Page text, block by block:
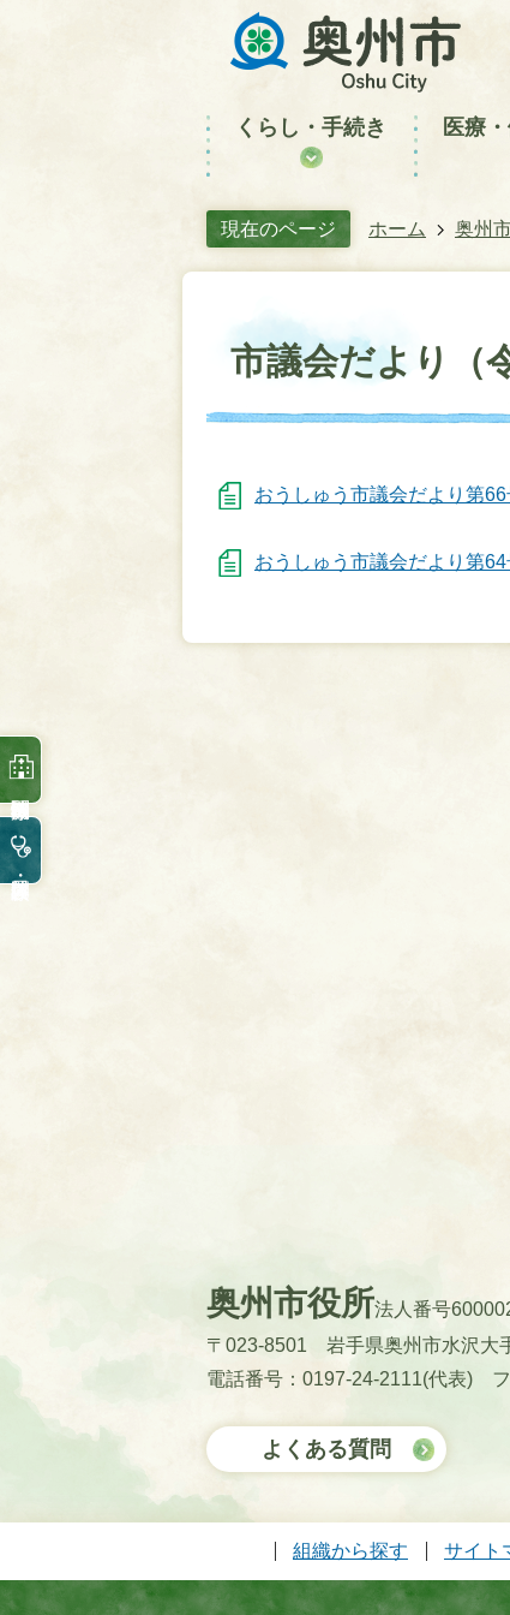
くらし・手続き 医療
現在のページ ホーム 奥州
市議会だより（
おうしゅう市議会だより第66
おうしゅう市議会だより第64
奥州市役所法人番号
〒023-8501 岩手県奥州市水沢大
電話番号：0197-24-2111(代表)
よくある質問
組織から探す サイト